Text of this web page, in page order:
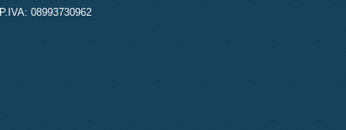
P.IVA: 08993730962